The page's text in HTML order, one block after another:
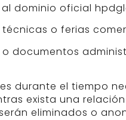
dominio oficial
o ferias
documentos
durante el tiempo
exista una
eliminados o